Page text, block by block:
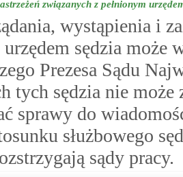
związanych z pełnionym
wystąpienia i
sędzia może
Prezesa Sądu
tych sędzia nie
sprawy do
służbowego
sądy pracy.